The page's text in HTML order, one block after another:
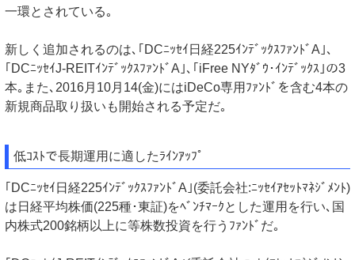
一環とされている｡
新しく追加されるのは､｢DCﾆｯｾｲ日経225ｲﾝﾃﾞｯｸｽﾌｧﾝﾄﾞA｣､
｢DCﾆｯｾｲJ-REITｲﾝﾃﾞｯｸｽﾌｧﾝﾄﾞA｣､｢iFree NYﾀﾞｳ･ｲﾝﾃﾞｯｸｽ｣の3
本｡また､2016月10月14(金)にはiDeCo専用ﾌｧﾝﾄﾞを含む4本の
新規商品取り扱いも開始される予定だ｡
低ｺｽﾄで長期運用に適したﾗｲﾝｱｯﾌﾟ
｢DCﾆｯｾｲ日経225ｲﾝﾃﾞｯｸｽﾌｧﾝﾄﾞA｣(委託会社:ﾆｯｾｲｱｾｯﾄﾏﾈｼﾞﾒﾝﾄ)
は日経平均株価(225種･東証)をﾍﾞﾝﾁﾏｰｸとした運用を行い､国
内株式200銘柄以上に等株数投資を行うﾌｧﾝﾄﾞだ｡